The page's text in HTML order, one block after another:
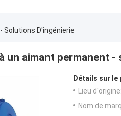
Solutions D'ingénierie
un aimant permanent
Détails sur le
Lieu d'origine:
Nom de